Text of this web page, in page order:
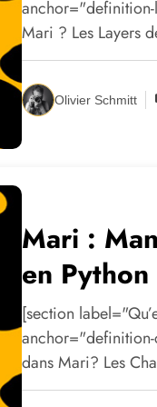
anchor="definition-
Mari ? Les Layers
Olivier Schmitt
Mari :
en Python
[section
anchor="definition-
dans Mari? Les